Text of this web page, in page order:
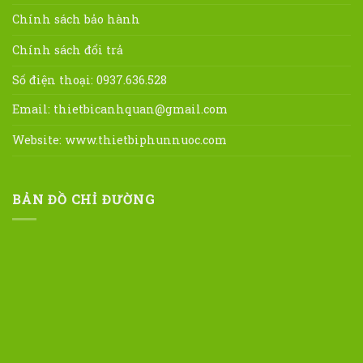
Chính sách bảo hành
Chính sách đổi trả
Số điện thoại: 0937.636.528
Email: thietbicanhquan@gmail.com
Website: www.thietbiphunnuoc.com
BẢN ĐỒ CHỈ ĐƯỜNG